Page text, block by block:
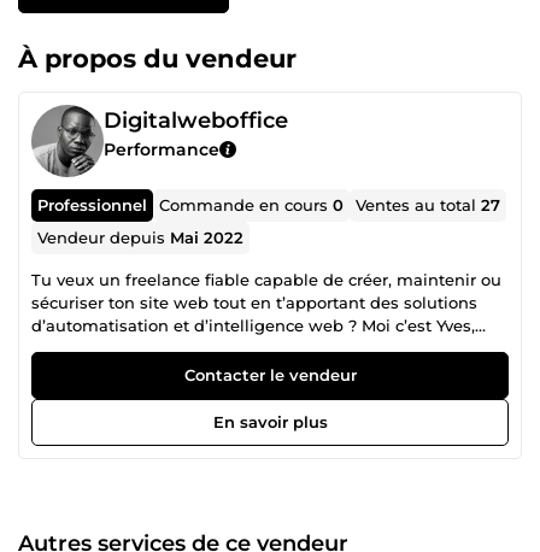
À propos du vendeur
Digitalweboffice
Performance
Professionnel Commande en cours0 Ventes au total27
Vendeur depuis Mai 2022
Tu veux un freelance fiable capable de créer, maintenir ou
sécuriser ton site web tout en t’apportant des solutions
d’automatisation et d’intelligence web ? Moi c’est Yves,
Développeur full-stack et fondateur de Digital Web Office
Depuis plus de 6 ans, j’accompagne des clients en France,
Belgique, Canada et Afrique francophone à concevoir,
réparer et propulser leurs projets web avec une seule règle
: 💥 Performance, sécurité, et résultats mesurables. 💡 Mes
🌍 Création de sites WordPress et boutiques en ligne →
Contacter le vendeur
En savoir plus
Autres services de ce vendeur